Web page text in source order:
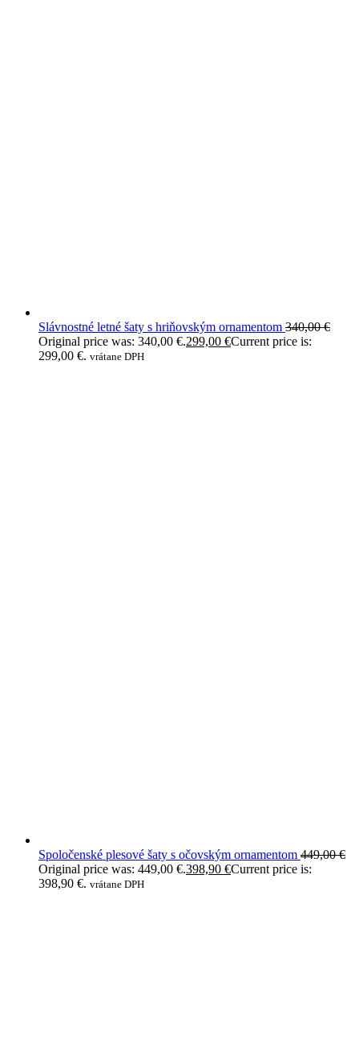
Slávnostné letné šaty s hriňovským ornamentom 340,00€
Original price was: 340,00 €.299,00 €Current price is:
299,00 €. vrátane DPH
Spoločenské plesové šaty s očovským ornamentom 449,00€
Original price was: 449,00 €.398,90 €Current price is:
398,90 €. vrátane DPH